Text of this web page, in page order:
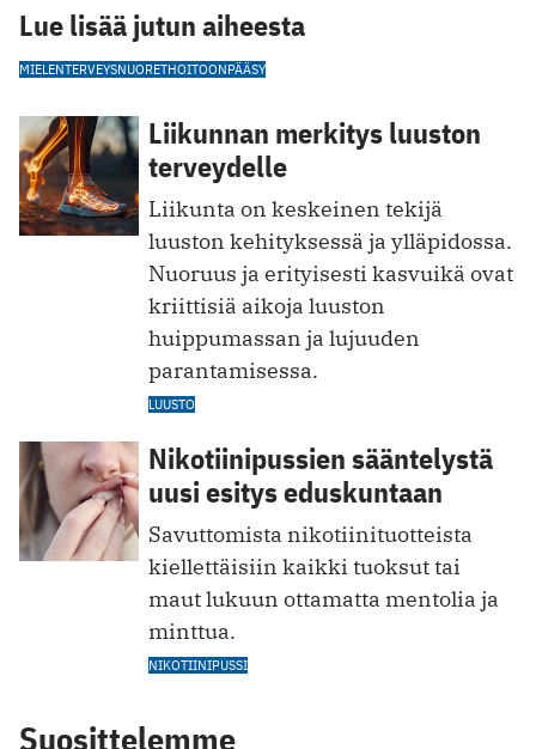
Lue lisää jutun aiheesta
MIELENTERVEYSNUORETHOITOONPÄÄSY
Liikunnan merkitys luuston
terveydelle
Liikunta on keskeinen tekijä
luuston kehityksessä ja ylläpidossa.
Nuoruus ja erityisesti kasvuikä ovat
kriittisiä aikoja luuston
huippumassan ja lujuuden
parantamisessa.
LUUSTO
Nikotiinipussien sääntelystä
uusi esitys eduskuntaan
Savuttomista nikotiinituotteista
kiellettäisiin kaikki tuoksut tai
maut lukuun ottamatta mentolia ja
minttua.
NIKOTIINIPUSSI
Suosittelemme